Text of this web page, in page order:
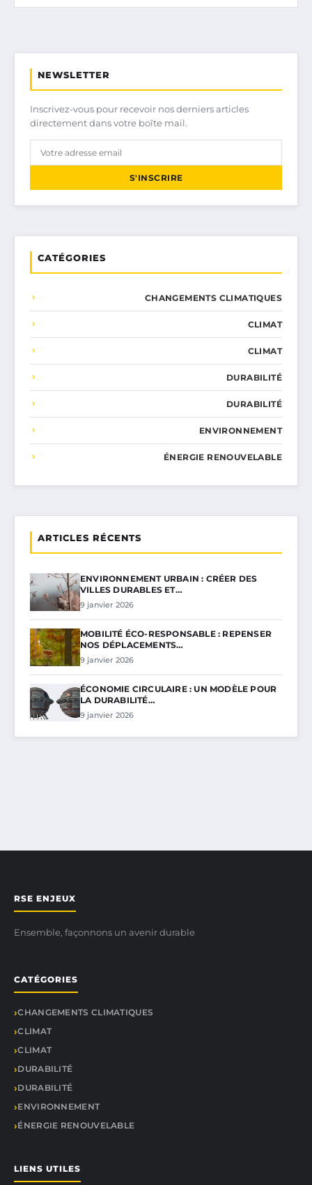
NEWSLETTER
Inscrivez-vous pour recevoir nos derniers articles
directement dans votre boîte mail.
S'INSCRIRE
CATÉGORIES
CHANGEMENTS CLIMATIQUES
CLIMAT
CLIMAT
DURABILITÉ
DURABILITÉ
ENVIRONNEMENT
ÉNERGIE RENOUVELABLE
ARTICLES RÉCENTS
ENVIRONNEMENT URBAIN : CRÉER DES
VILLES DURABLES ET…
9 janvier 2026
MOBILITÉ ÉCO-RESPONSABLE : REPENSER
NOS DÉPLACEMENTS…
9 janvier 2026
ÉCONOMIE CIRCULAIRE : UN MODÈLE POUR
LA DURABILITÉ…
9 janvier 2026
RSE ENJEUX
Ensemble, façonnons un avenir durable
CATÉGORIES
CHANGEMENTS CLIMATIQUES
CLIMAT
CLIMAT
DURABILITÉ
DURABILITÉ
ENVIRONNEMENT
ÉNERGIE RENOUVELABLE
LIENS UTILES